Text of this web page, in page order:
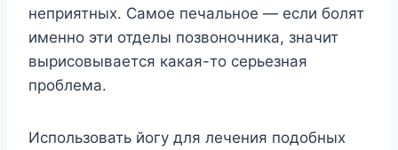
неприятных. Самое печальное — если болят
именно эти отделы позвоночника, значит
вырисовывается какая-то серьезная
проблема.
Использовать йогу для лечения подобных